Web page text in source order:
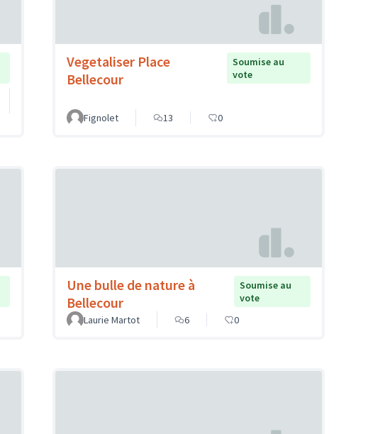
Vegetaliser Place
Bellecour
Soumise au
vote
Fignolet 13 0
Une bulle de nature à
Bellecour
Soumise au
vote
Laurie Martot
6 0